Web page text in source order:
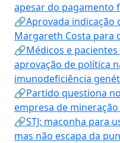
apesar do pagamento
🔗Aprovada indicação
Margareth Costa para
🔗Médicos e
aprovação de política
imunodeficiência
🔗Partido questiona
empresa de
🔗STJ: maconha para
mas não escapa da